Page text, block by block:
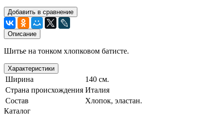
Добавить в сравнение
Описание
Шитье на тонком хлопковом батисте.
Характеристики
Ширина
140 см.
Страна происхождения Италия
Состав
Хлопок, эластан.
Каталог